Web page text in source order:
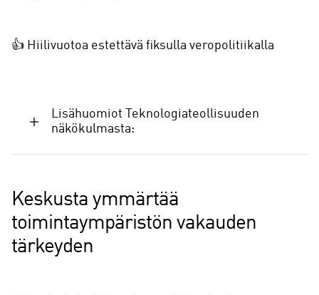
👍 Hiilivuotoa estettävä fiksulla veropolitiikalla
Lisähuomiot Teknologiateollisuuden
näkökulmasta:
Keskusta ymmärtää
toimintaympäristön vakauden
tärkeyden